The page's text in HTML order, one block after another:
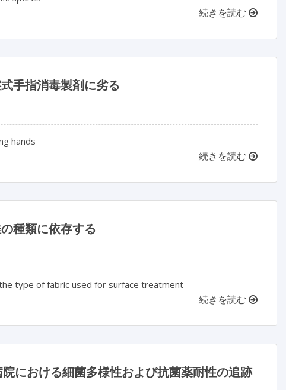
続きを読む
手指消毒製剤に劣る
hands
続きを読む
種類に依存する
type of fabric used for surface treatment
続きを読む
における細菌多様性および抗菌薬耐性の追跡